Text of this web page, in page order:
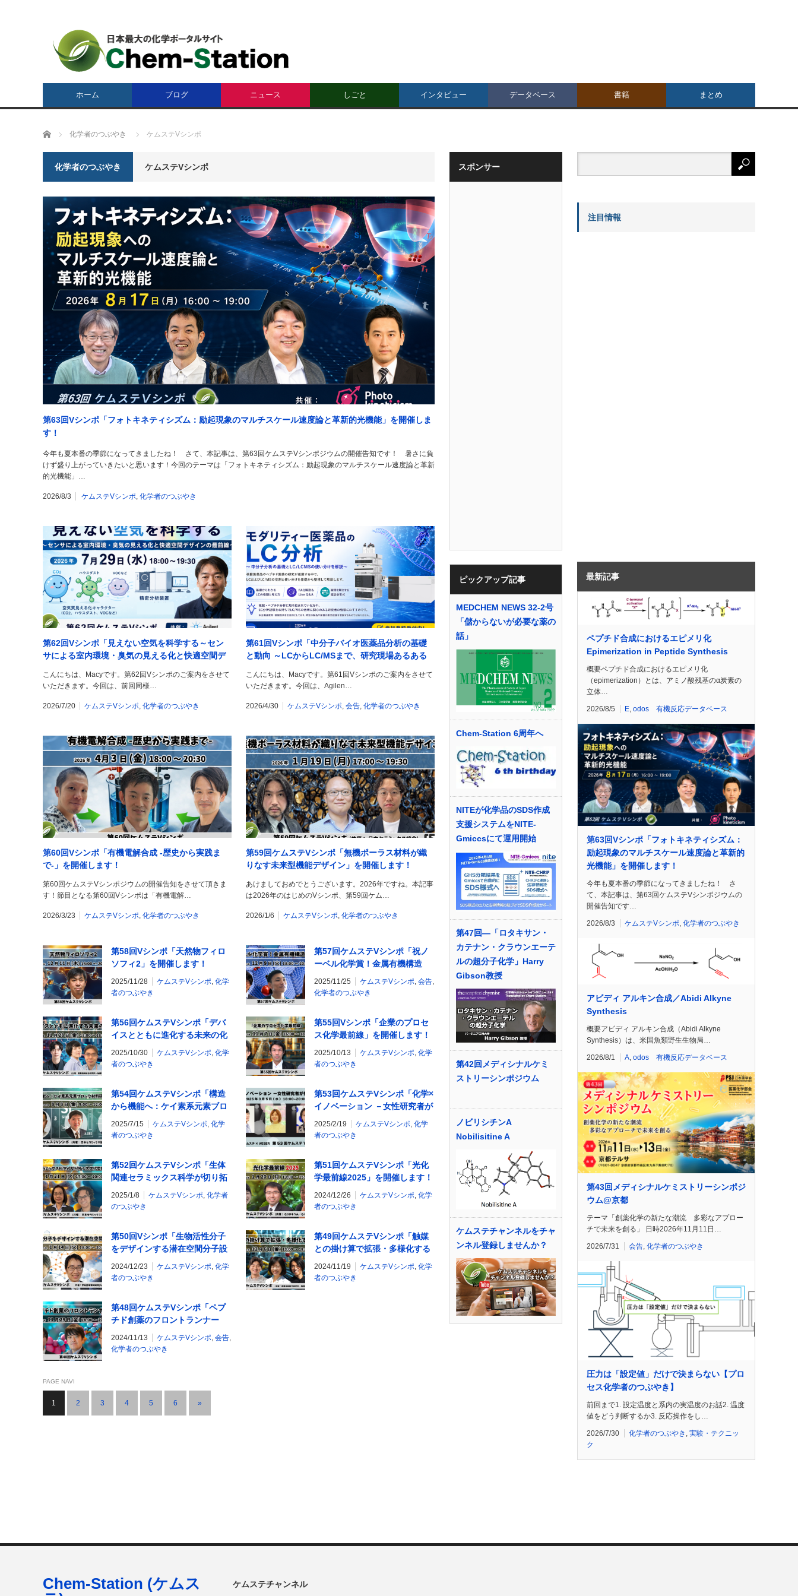
ホーム ブログ ニュース しごと インタビュー データベース 書籍 まとめ
ホーム 化学者のつぶやき ケムステVシンポ
化学者のつぶやき ケムステVシンポ
第63回Vシンポ「フォトキネティシズム：励起現象のマルチスケール速度論と革新的光機能」を開催しま
す！
今年も夏本番の季節になってきましたね！ さて、本記事は、第63回ケムステVシンポジウムの開催告知です！ 暑さに負
けず盛り上がっていきたいと思います！今回のテーマは「フォトキネティシズム：励起現象のマルチスケール速度論と革新
的光機能」…
2026/8/3 ケムステVシンポ, 化学者のつぶやき
第62回Vシンポ「見えない空気を科学する～セン
サによる室内環境・臭気の見える化と快適空間デ
こんにちは、Macyです。第62回Vシンポのご案内をさせて
いただきます。今回は、前回同様…
2026/7/20 ケムステVシンポ, 化学者のつぶやき
第61回Vシンポ「中分子バイオ医薬品分析の基礎
と動向 ～LCからLC/MSまで、研究現場あるある
こんにちは、Macyです。第61回Vシンポのご案内をさせて
いただきます。今回は、Agilen…
2026/4/30 ケムステVシンポ, 会告, 化学者のつぶやき
第60回Vシンポ「有機電解合成 -歴史から実践ま
で-」を開催します！
第60回ケムステVシンポジウムの開催告知をさせて頂きま
す！節目となる第60回Vシンポは「有機電解…
2026/3/23 ケムステVシンポ, 化学者のつぶやき
第59回ケムステVシンポ「無機ポーラス材料が織
りなす未来型機能デザイン」を開催します！
あけましておめでとうございます。2026年ですね。本記事
は2026年のはじめのVシンポ、第59回ケム…
2026/1/6 ケムステVシンポ, 化学者のつぶやき
第58回Vシンポ「天然物フィロ
ソフィ2」を開催します！
2025/11/28 ケムステVシンポ, 化学
者のつぶやき
第57回ケムステVシンポ「祝ノ
ーベル化学賞！金属有機構造
体–MOF」を開催します！
2025/11/25 ケムステVシンポ, 会告,
化学者のつぶやき
第56回ケムステVシンポ「デバ
イスとともに進化する未来の化
学」を開催します！
2025/10/30 ケムステVシンポ, 化学
者のつぶやき
第55回Vシンポ「企業のプロセ
ス化学最前線」を開催します！
2025/10/13 ケムステVシンポ, 化学
者のつぶやき
第54回ケムステVシンポ「構造
から機能へ：ケイ素系元素ブロ
ック材料研究の最前線」を開催
します！
2025/7/15 ケムステVシンポ, 化学
者のつぶやき
第53回ケムステVシンポ「化学×
イノベーション －女性研究者が
拓く未来－」を開催します！
2025/2/19 ケムステVシンポ, 化学
者のつぶやき
第52回ケムステVシンポ「生体
関連セラミックス科学が切り拓
く次世代型材料機能」を開催し
ます！
2025/1/8 ケムステVシンポ, 化学者
のつぶやき
第51回ケムステVシンポ「光化
学最前線2025」を開催します！
2024/12/26 ケムステVシンポ, 化学
者のつぶやき
第50回Vシンポ「生物活性分子
をデザインする潜在空間分子設
計」を開催します！
2024/12/23 ケムステVシンポ, 化学
者のつぶやき
第49回ケムステVシンポ「触媒
との掛け算で拡張・多様化する
化学」を開催します！
2024/11/19 ケムステVシンポ, 化学
者のつぶやき
第48回ケムステVシンポ「ペプ
チド創薬のフロントランナー
ズ」を開催します！
2024/11/13 ケムステVシンポ, 会告,
化学者のつぶやき
PAGE NAVI
1 2 3 4 5 6 »
スポンサー
ピックアップ記事
MEDCHEM NEWS 32-2号
「儲からないが必要な薬の
話」
Chem-Station 6周年へ
NITEが化学品のSDS作成
支援システムをNITE-
Gmiccsにて運用開始
第47回―「ロタキサン・
カテナン・クラウンエーテ
ルの超分子化学」Harry
Gibson教授
第42回メディシナルケミ
ストリーシンポジウム
ノビリシチンA
Nobilisitine A
ケムステチャンネルをチャ
ンネル登録しませんか？
注目情報
最新記事
ペプチド合成におけるエピメリ化
Epimerization in Peptide Synthesis
概要ペプチド合成におけるエピメリ化
（epimerization）とは、アミノ酸残基のα炭素の
立体…
2026/8/5 E, odos 有機反応データベース
第63回Vシンポ「フォトキネティシズム：
励起現象のマルチスケール速度論と革新的
光機能」を開催します！
今年も夏本番の季節になってきましたね！ さ
て、本記事は、第63回ケムステVシンポジウムの
開催告知です…
2026/8/3 ケムステVシンポ 化学者のつぶやき
アビディ アルキン合成／Abidi Alkyne
Synthesis
概要アビディ アルキン合成（Abidi Alkyne
Synthesis）は、米国魚類野生生物局…
2026/8/1 A odos 有機反応データベース
第43回メディシナルケミストリーシンポジ
ウム@京都
テーマ「創薬化学の新たな潮流 多彩なアプロー
チで未来を創る」 日時2026年11月11日…
2026/7/31 会告, 化学者のつぶやき
圧力は「設定値」だけで決まらない【プロ
セス化学者のつぶやき】
前回まで1. 設定温度と系内の実温度のお話2. 温度
値をどう判断するか3. 反応操作をし…
2026/7/30 化学者のつぶやき , 実験・テクニッ
ク
ケムステチャンネル
Chem-Station (ケムス